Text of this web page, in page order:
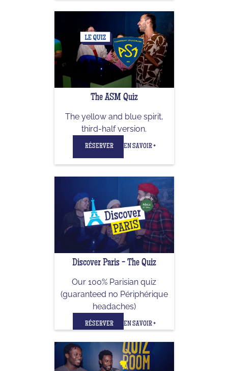
The ASM Quiz
The yellow and blue spirit,
third-half version.
RÉSERVER EN SAVOIR +
Discover Paris - The Quiz
Our 100% Parisian quiz
(guaranteed no Périphérique
headaches)
RÉSERVER EN SAVOIR +